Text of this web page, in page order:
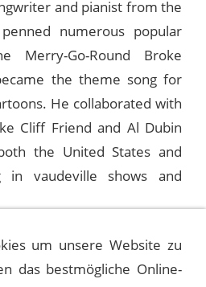
and pianist from the
numerous popular
Merry-Go-Round Broke
the theme song for
He collaborated with
Cliff Friend and Al Dubin
the United States and
in vaudeville shows and
A Man Wrote a Song
program Light Up Time
um unsere Website zu
das bestmögliche Online-